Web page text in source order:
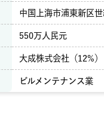
中国上海市浦東新区
550万人民元
大成株式会社（12%）
ビルメンテナンス業